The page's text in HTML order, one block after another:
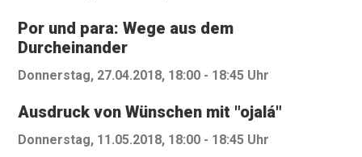
Por und para: Wege aus dem
Durcheinander
Donnerstag, 27.04.2018, 18:00 - 18:45 Uhr
Ausdruck von Wünschen mit "ojalá"
Donnerstag, 11.05.2018, 18:00 - 18:45 Uhr